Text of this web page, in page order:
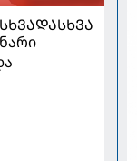
ᲡᲮᲕᲐᲓᲐᲡᲮᲕᲐ